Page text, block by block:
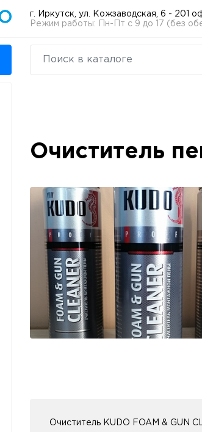
г. Иркутск, ул. Кожзаводская, 6 - 201
Режим работы: Пн-Пт с 9 до 17 (без
Очиститель
Очиститель KUDO FOAM & GUN